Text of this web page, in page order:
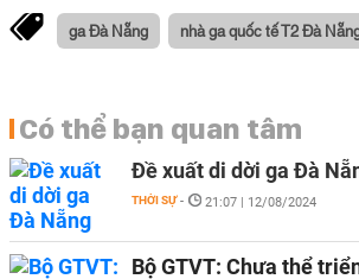
ga Đà Nẵng nhà ga quốc tế T2 Đà
Có thể bạn quan tâm
Đề xuất di dời ga Đà
THỜI SỰ - 21:07 | 12/08/2024
Bộ GTVT: Chưa thể